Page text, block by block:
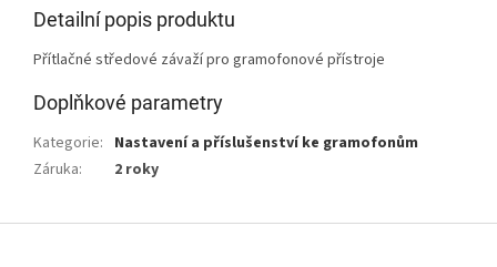
Detailní popis produktu
Přítlačné středové závaží pro gramofonové přístroje
Doplňkové parametry
Kategorie: Nastavení a příslušenství ke gramofonům
Záruka: 2 roky